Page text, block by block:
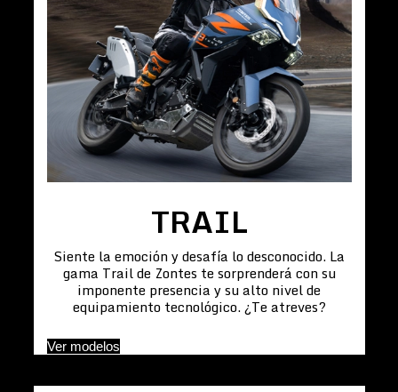
TRAIL
Siente la emoción y desafía lo desconocido. La
gama Trail de Zontes te sorprenderá con su
imponente presencia y su alto nivel de
equipamiento tecnológico. ¿Te atreves?
Ver modelos